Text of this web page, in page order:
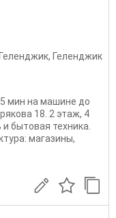
, Геленджик
мин на машине до
18. 2 этаж, 4
бытовая техника.
магазины,